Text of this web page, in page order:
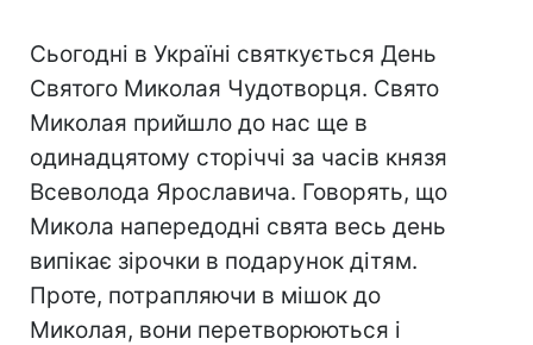
Сьогодні в Україні святкується День
Святого Миколая Чудотворця. Свято
Миколая прийшло до нас ще в
одинадцятому сторіччі за часів князя
Всеволода Ярославича. Говорять, що
Микола напередодні свята весь день
випікає зірочки в подарунок дітям.
Проте, потрапляючи в мішок до
Миколая, вони перетворюються і